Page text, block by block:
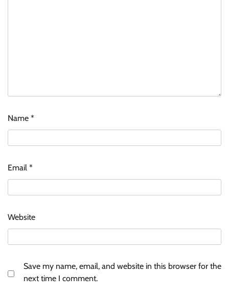
Name *
Email *
Website
Save my name, email, and website in this browser for the
next time I comment.